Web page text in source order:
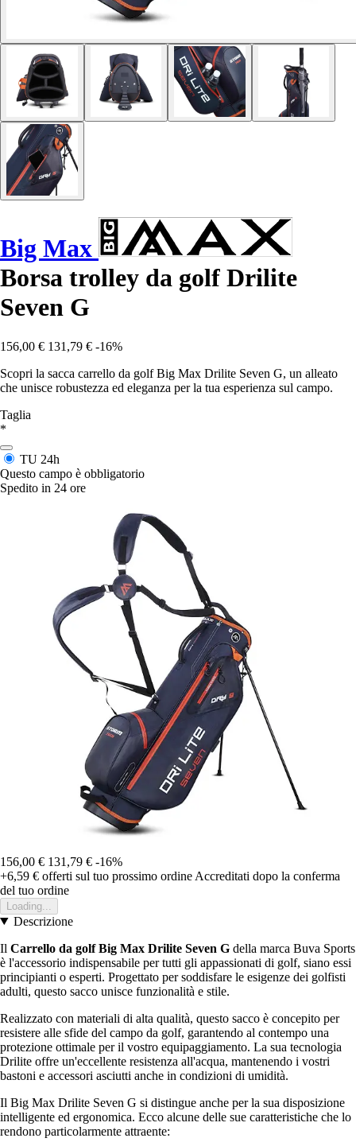
Big Max
Borsa trolley da golf Drilite
Seven G
156,00 € 131,79 € -16%
Scopri la sacca carrello da golf Big Max Drilite Seven G, un alleato
che unisce robustezza ed eleganza per la tua esperienza sul campo.
Taglia
*
TU 24h
Questo campo è obbligatorio
Spedito in 24 ore
156,00 € 131,79 € -16%
+6,59 € offerti sul tuo prossimo ordine Accreditati dopo la conferma
del tuo ordine
Loading...
Descrizione
Il Carrello da golf Big Max Drilite Seven G della marca Buva Sports
è l'accessorio indispensabile per tutti gli appassionati di golf, siano essi
principianti o esperti. Progettato per soddisfare le esigenze dei golfisti
adulti, questo sacco unisce funzionalità e stile.
Realizzato con materiali di alta qualità, questo sacco è concepito per
resistere alle sfide del campo da golf, garantendo al contempo una
protezione ottimale per il vostro equipaggiamento. La sua tecnologia
Drilite offre un'eccellente resistenza all'acqua, mantenendo i vostri
bastoni e accessori asciutti anche in condizioni di umidità.
Il Big Max Drilite Seven G si distingue anche per la sua disposizione
intelligente ed ergonomica. Ecco alcune delle sue caratteristiche che lo
rendono particolarmente attraente: